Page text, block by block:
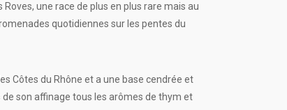
une race de plus en plus rare mais au
quotidiennes sur les pentes du
Côtes du Rhône et a une base cendrée et
son affinage tous les arômes de thym et